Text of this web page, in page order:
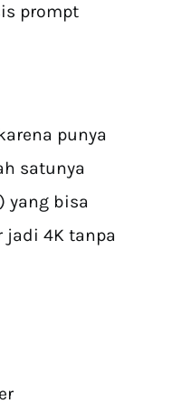
prompt
punya
satunya
yang bisa
4K tanpa